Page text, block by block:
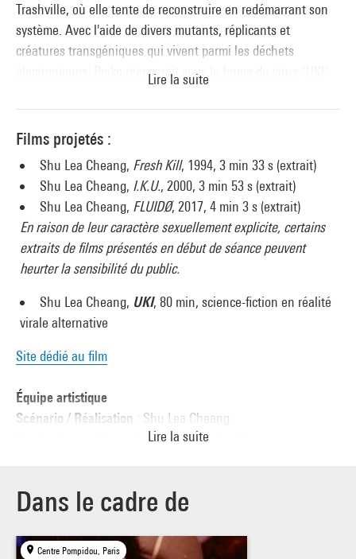
Trashville, où elle tente de reconstruire en redémarrant son
système. Avec l'aide de divers mutants, réplicants et
créatures transgéniques qui vivent parmi les déchets
électroniques, Reiko réapparaît sous la forme du virus "UKI"
(LAS Art Foundation, Berlin)
échange entre la réalisatrice et Nicolas Ballet, attaché de
conservation au Mnam–Centre Pompidou
Lire la suite
Films projetés :
Shu Lea Cheang, Fresh Kill, 1994, 3 min 33 s (extrait)
Shu Lea Cheang, I.K.U., 2000, 3 min 53 s (extrait)
Shu Lea Cheang, FLUIDØ, 2017, 4 min 3 s (extrait)
En raison de leur caractère sexuellement explicite, certains
extraits de films présentés en début de séance peuvent
heurter la sensibilité du public.
Shu Lea Cheang, UKI, 80 min, science-fiction en réalité
virale alternative
Site dédié au film
Équipe artistique
Scénario / Réalisation : Shu Lea Cheang
: Jürgen Brüning & Shu Lea Cheang
Production d'univers virtuels 3D
Production musicale : Aérea Negrot
Lire la suite
Dans le cadre de
Centre Pompidou, Paris